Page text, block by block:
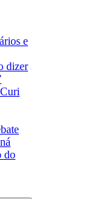
e
dizer
do